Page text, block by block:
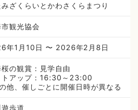
みざくらいとかわさくらまつり
観光協会
年1月10日 〜 2026年2月8日
の観賞：見学自由
トアップ：16:30～23:00
他、催しごとに開催日時が異なる
歩道